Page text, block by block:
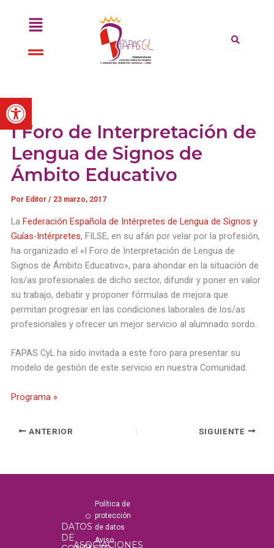
Abrir barra de herramientas
Menú
Menú
I Foro de Interpretación de
Lengua de Signos de
Ámbito Educativo
Por Editor / 23 marzo, 2017
La Federación Española de Intérpretes de Lengua de Signos y
Guías-Intérpretes, FILSE, en su afán por velar por la profesión,
ha organizado el «I Foro de Interpretación de Lengua de
Signos de Ámbito Educativo», para ahondar en la situación de
los/as profesionales de dicho sector, difundir y poner en valor
su trabajo, debatir y proponer fórmulas de mejora que
permitan progresar en las condiciones laborales de los/as
profesionales y ofrecer un mejor servicio al alumnado sordo.
FAPAS CyL ha sido invitada a este foro para presentar su
modelo de gestión de este servicio en nuestra Comunidad.
Programa »
ANTERIOR SIGUIENTE
DATOS
DE
ASOCIACIONES
Política de
protección
de datos
Aviso